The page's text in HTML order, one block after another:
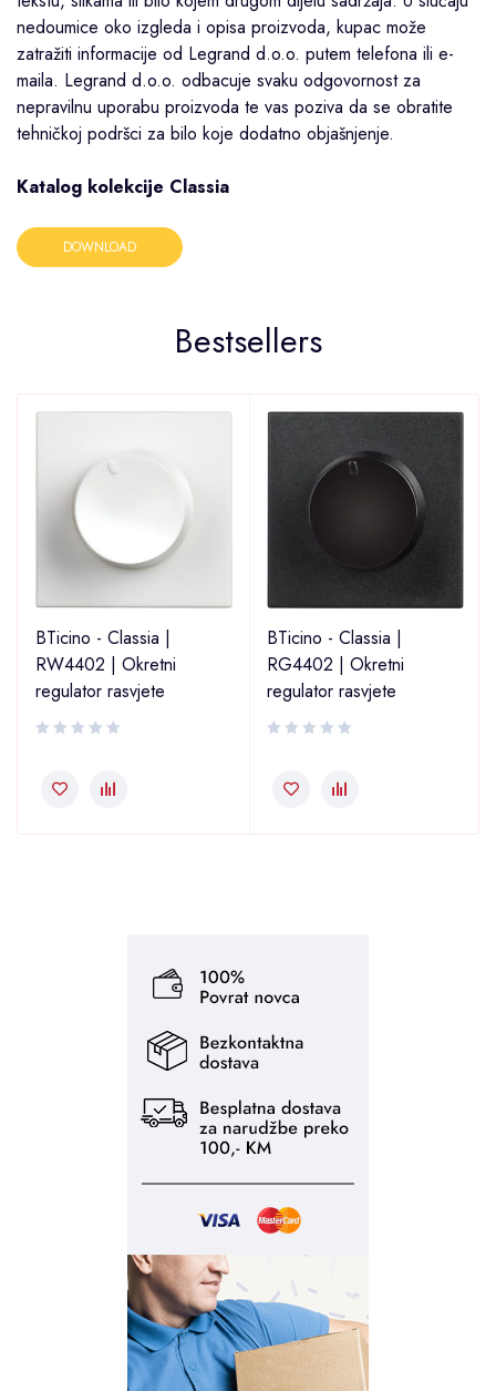
nedoumice oko izgleda i opisa proizvoda, kupac može
zatražiti informacije od Legrand d.o.o. putem telefona ili e-
maila. Legrand d.o.o. odbacuje svaku odgovornost za
nepravilnu uporabu proizvoda te vas poziva da se obratite
tehničkoj podršci za bilo koje dodatno objašnjenje.
Katalog kolekcije Classia
DOWNLOAD
Bestsellers
BTicino - Classia |
RW4402 | Okretni
regulator rasvjete
BTicino - Classia |
RG4402 | Okretni
regulator rasvjete